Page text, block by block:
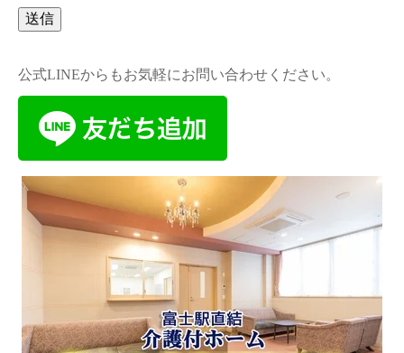
送信
公式LINEからもお気軽にお問い合わせください。